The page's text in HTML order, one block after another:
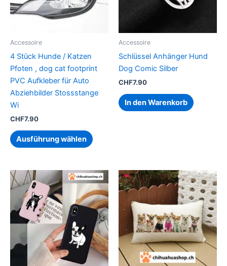
Accessoire
4 Stück Hunde / Katzen
Pfoten , dog cat footprint
PVC Aufkleber für Auto
Abziehbilder Stossstange
Wi
CHF7.90
Ausführung wählen
Produktseite
gewählt
werden
Accessoire
Schlüssel Anhänger Hund
Dog Comic Silber
CHF7.90
In den Warenkorb
Dieses
Produkt
weist
mehrere
Varianten
auf.
Die
Optionen